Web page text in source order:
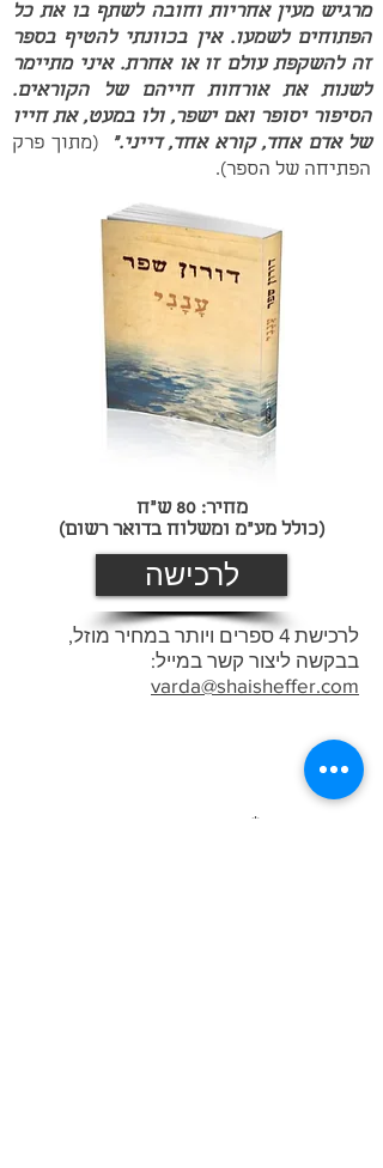
מרגיש מעין אחריות וחובה לשתף בו את כל
הפתוחים לשמעו. אין בכוונתי להטיף בספר
זה להשקפת עולם זו או אחרת. איני מתיימר
לשנות את אורחות חייהם של הקוראים.
הסיפור יסופר ואם ישפר, ולו במעט, את חייו
של אדם אחד, קורא אחד, דייני."
(מתוך פרק
הפתיחה של הספר).
מחיר: 80 ש"ח
(כולל מע"מ ומשלוח בדואר רשום)
לרכישה
​לרכישת 4 ספרים ויותר במחיר מוזל,
בבקשה ליצור קשר במייל:
varda@shaisheffer.com